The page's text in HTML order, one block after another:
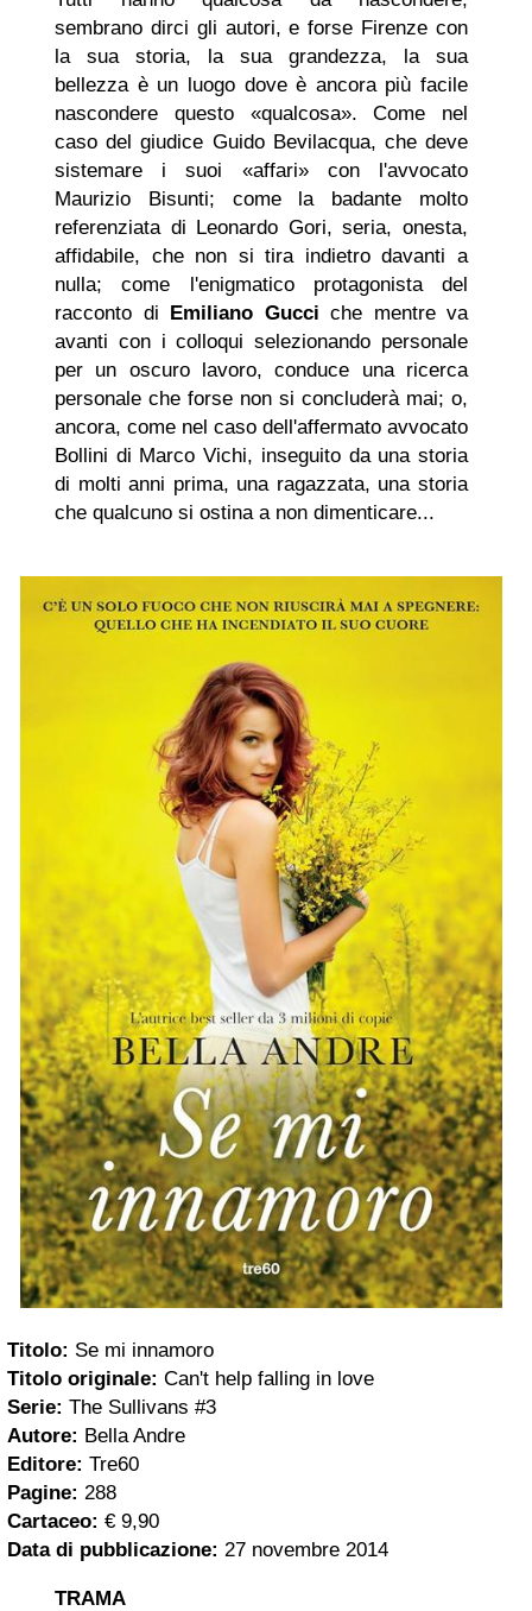
sembrano dirci gli autori, e forse Firenze con
la sua storia, la sua grandezza, la sua
bellezza è un luogo dove è ancora più facile
nascondere questo «qualcosa». Come nel
caso del giudice Guido Bevilacqua, che deve
sistemare i suoi «affari» con l'avvocato
Maurizio Bisunti; come la badante molto
referenziata di Leonardo Gori, seria, onesta,
affidabile, che non si tira indietro davanti a
nulla; come l'enigmatico protagonista del
racconto di Emiliano Gucci che mentre va
avanti con i colloqui selezionando personale
per un oscuro lavoro, conduce una ricerca
personale che forse non si concluderà mai; o,
ancora, come nel caso dell'affermato avvocato
Bollini di Marco Vichi, inseguito da una storia
di molti anni prima, una ragazzata, una storia
che qualcuno si ostina a non dimenticare...
Titolo: Se mi innamoro
Titolo originale: Can't help falling in love
Serie: The Sullivans #3
Autore: Bella Andre
Editore: Tre60
Pagine: 288
Cartaceo: € 9,90
Data di pubblicazione: 27 novembre 2014
TRAMA